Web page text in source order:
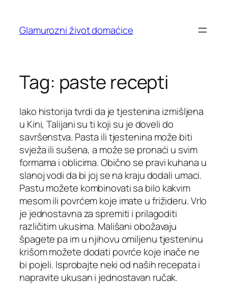
content
Glamurozni život domaćice
Tag: paste recepti
Iako historija tvrdi da je tjestenina izmišljena
u Kini, Talijani su ti koji su je doveli do
savršenstva. Pasta ili tjestenina može biti
svježa ili sušena, a može se pronaći u svim
formama i oblicima. Obično se pravi kuhana u
slanoj vodi da bi joj se na kraju dodali umaci.
Pastu možete kombinovati sa bilo kakvim
mesom ili povrćem koje imate u frižideru. Vrlo
je jednostavna za spremiti i prilagoditi
različitim ukusima. Mališani obožavaju
špagete pa im u njihovu omiljenu tjesteninu
krišom možete dodati povrće koje inače ne
bi pojeli. Isprobajte neki od naših recepata i
napravite ukusan i jednostavan ručak.